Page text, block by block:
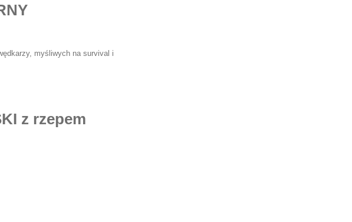
myśliwych na survival i
z rzepem